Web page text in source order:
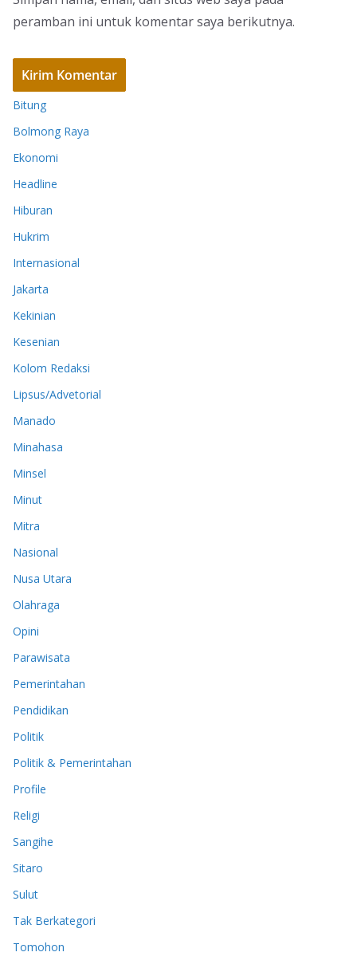
peramban ini untuk komentar saya berikutnya.
Bitung
Bolmong Raya
Ekonomi
Headline
Hiburan
Hukrim
Internasional
Jakarta
Kekinian
Kesenian
Kolom Redaksi
Lipsus/Advetorial
Manado
Minahasa
Minsel
Minut
Mitra
Nasional
Nusa Utara
Olahraga
Opini
Parawisata
Pemerintahan
Pendidikan
Politik
Politik & Pemerintahan
Profile
Religi
Sangihe
Sitaro
Sulut
Tak Berkategori
Tomohon